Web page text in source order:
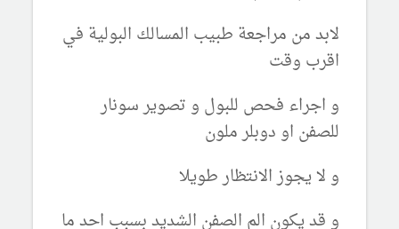
لابد من مراجعة طبيب المسالك البولية في
اقرب وقت
و اجراء فحص للبول و تصوير سونار
للصفن او دوبلر ملون
و لا يجوز الانتظار طويلا
و قد يكون الم الصفن الشديد بسبب احد ما